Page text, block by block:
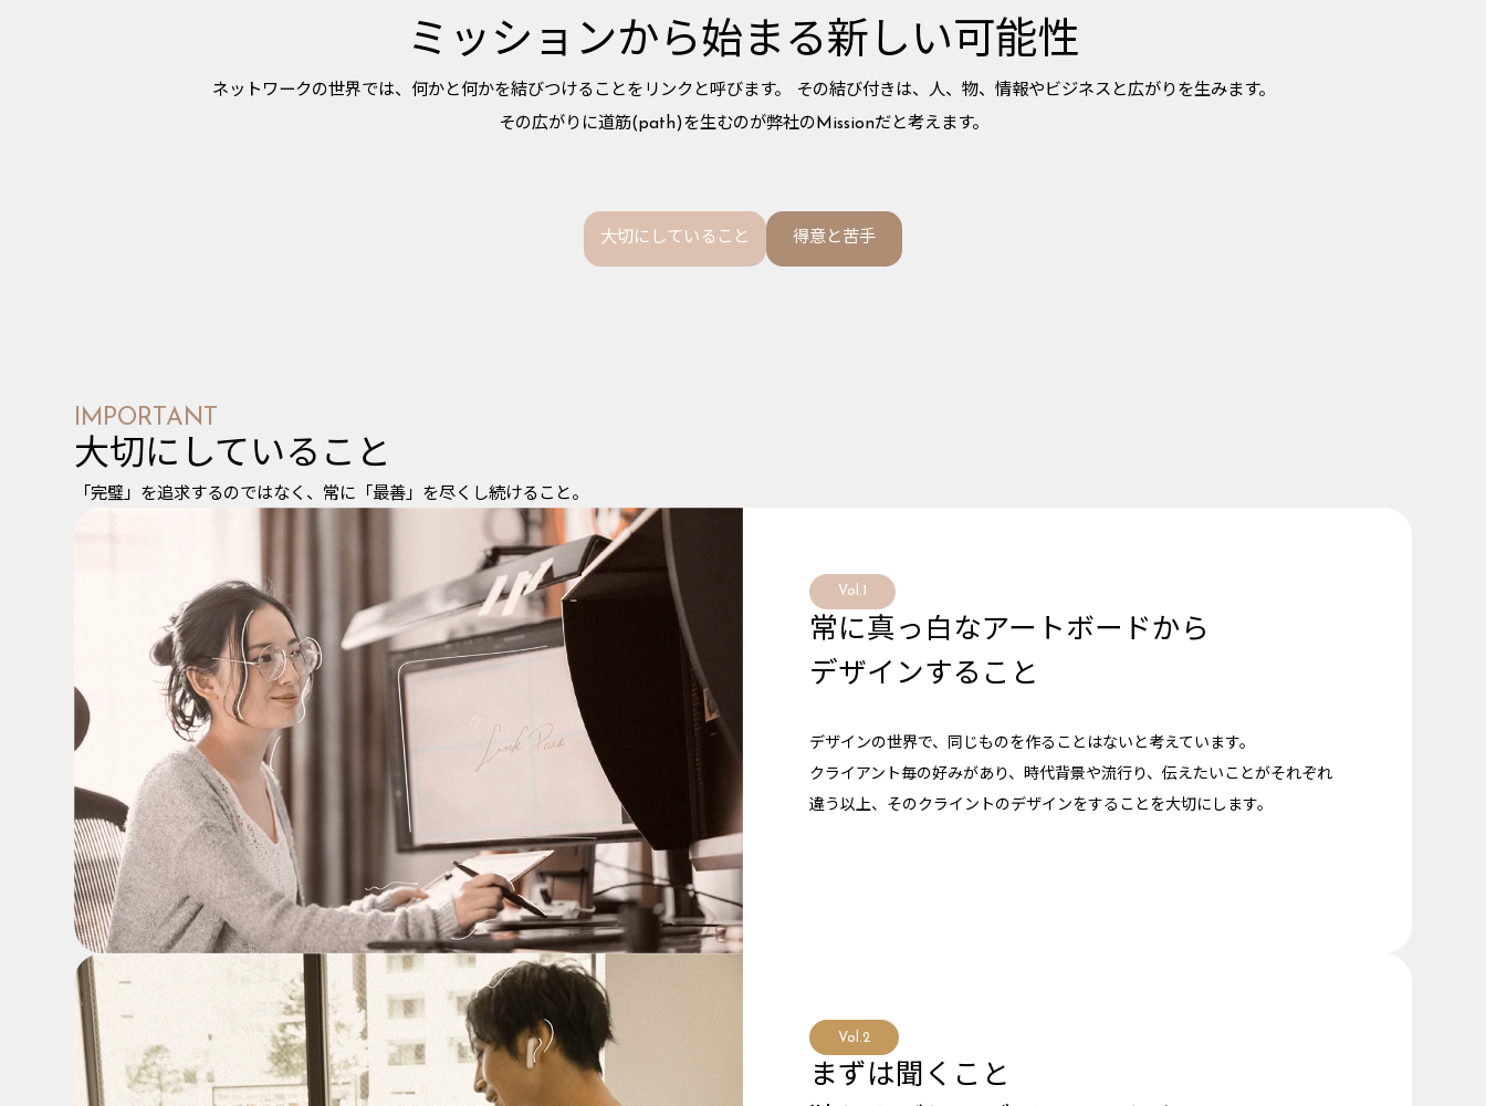
ミッションから始まる新しい可能性
ネットワークの世界では、何かと何かを結びつけることをリンクと呼びます。 その結び付きは、人、物、情報やビジネスと広がりを生みます。
その広がりに道筋(path)を生むのが弊社のMissionだと考えます。
大切にしていること 得意と苦手
大切にしていること
IMPORTANT
「完璧」を追求するのではなく、常に「最善」を尽くし続けること。
常に真っ白なアートボードから
デザインすること
Vol.1
デザインの世界で、同じものを作ることはないと考えています。
クライアント毎の好みがあり、時代背景や流行り、伝えたいことがそれぞれ
違う以上、そのクライントのデザインをすることを大切にします。
まずは聞くこと
Vol.2